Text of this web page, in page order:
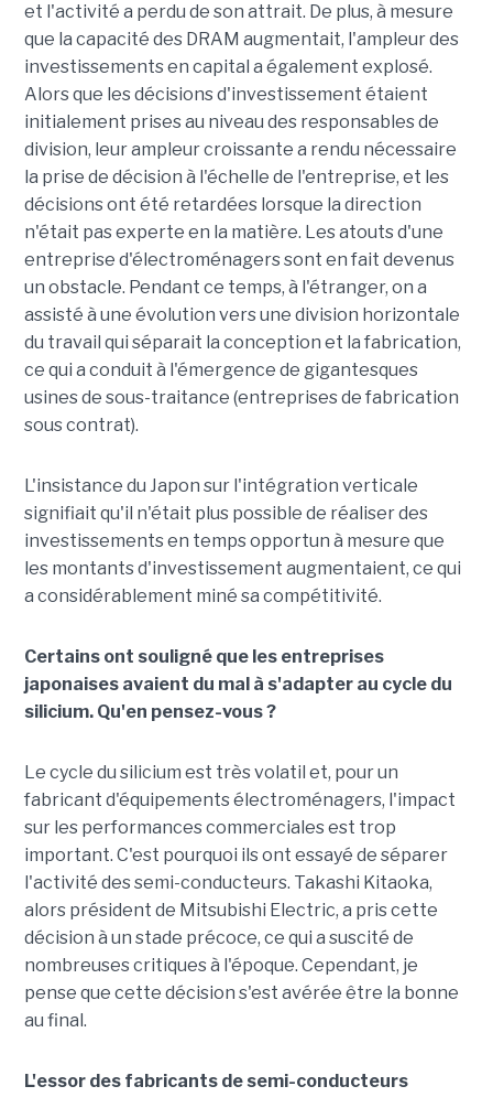
et l'activité a perdu de son attrait. De plus, à mesure
que la capacité des DRAM augmentait, l'ampleur des
investissements en capital a également explosé.
Alors que les décisions d'investissement étaient
initialement prises au niveau des responsables de
division, leur ampleur croissante a rendu nécessaire
la prise de décision à l'échelle de l'entreprise, et les
décisions ont été retardées lorsque la direction
n'était pas experte en la matière. Les atouts d'une
entreprise d'électroménagers sont en fait devenus
un obstacle. Pendant ce temps, à l'étranger, on a
assisté à une évolution vers une division horizontale
du travail qui séparait la conception et la fabrication,
ce qui a conduit à l'émergence de gigantesques
usines de sous-traitance (entreprises de fabrication
sous contrat).
L'insistance du Japon sur l'intégration verticale
signifiait qu'il n'était plus possible de réaliser des
investissements en temps opportun à mesure que
les montants d'investissement augmentaient, ce qui
a considérablement miné sa compétitivité.
Certains ont souligné que les entreprises
japonaises avaient du mal à s'adapter au cycle du
silicium. Qu'en pensez-vous ?
Le cycle du silicium est très volatil et, pour un
fabricant d'équipements électroménagers, l'impact
sur les performances commerciales est trop
important. C'est pourquoi ils ont essayé de séparer
l'activité des semi-conducteurs. Takashi Kitaoka,
alors président de Mitsubishi Electric, a pris cette
décision à un stade précoce, ce qui a suscité de
nombreuses critiques à l'époque. Cependant, je
pense que cette décision s'est avérée être la bonne
au final.
L'essor des fabricants de semi-conducteurs